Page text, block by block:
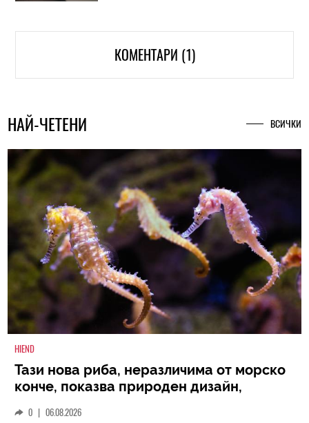
КОМЕНТАРИ (1)
НАЙ-ЧЕТЕНИ ВСИЧКИ
HIEND
Тази нова риба, неразличима от морско
конче, показва природен дизайн,
0 | 06.08.2026